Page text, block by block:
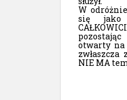
W
się jako
otwarty na
NIE MA